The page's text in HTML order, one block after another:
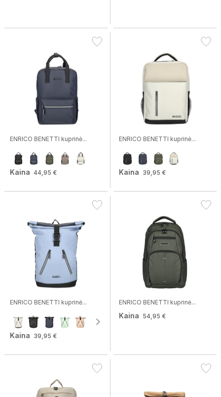
ENRICO BENETTI kuprinė...
Kaina 44,95 €
ENRICO BENETTI kuprinė...
Kaina 39,95 €
ENRICO BENETTI kuprinė...
Kaina 39,95 €
ENRICO BENETTI kuprinė...
Kaina 54,95 €